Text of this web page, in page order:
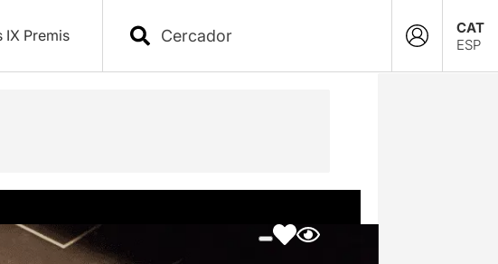
IX Premis
CAT
ESP